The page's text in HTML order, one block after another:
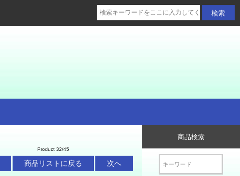
Product 32/45
商品リストに戻る 次へ
商品検索